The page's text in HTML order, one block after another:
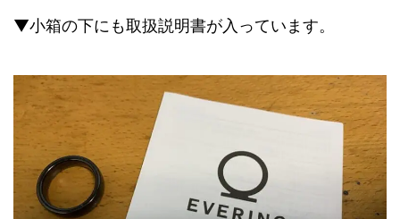
▼小箱の下にも取扱説明書が入っています。